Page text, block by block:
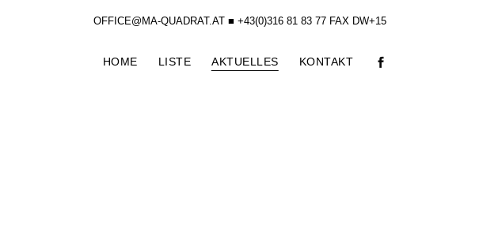
OFFICE@MA-QUADRAT.AT ■ +43(0)316 81 83 77 FAX DW+15
HOME LISTE AKTUELLES KONTAKT